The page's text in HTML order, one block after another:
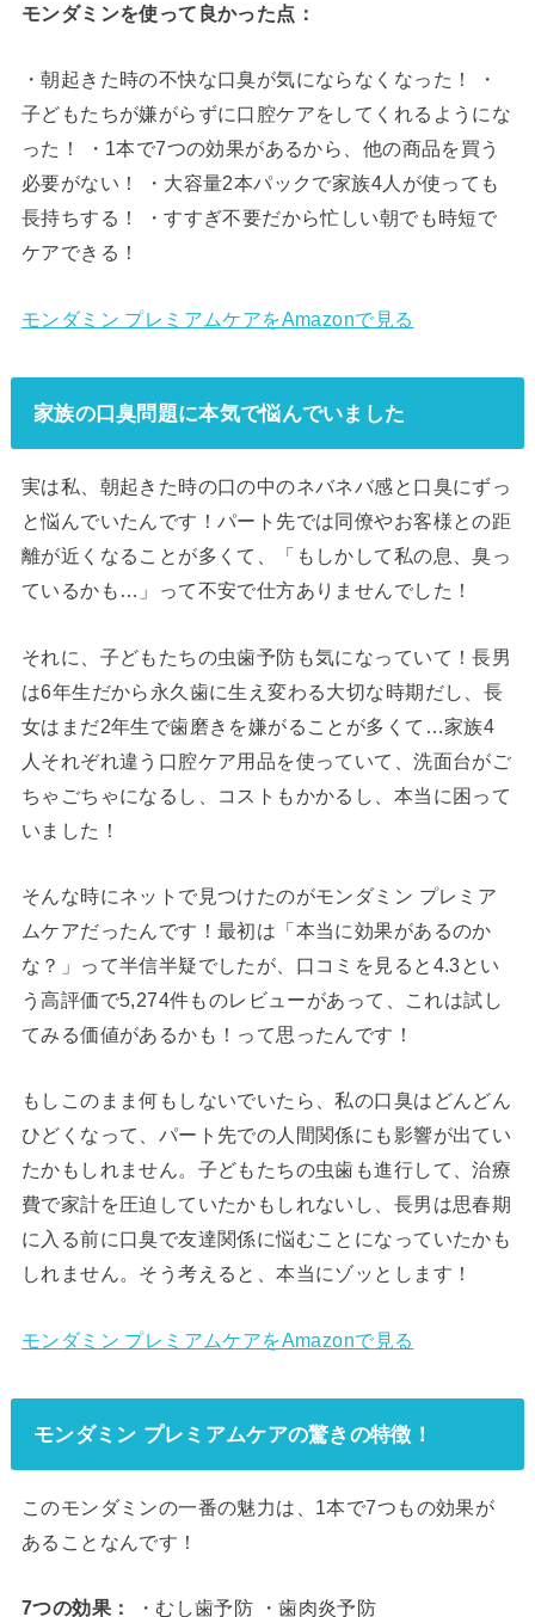
モンダミンを使って良かった点：
・朝起きた時の不快な口臭が気にならなくなった！ ・
子どもたちが嫌がらずに口腔ケアをしてくれるようにな
った！ ・1本で7つの効果があるから、他の商品を買う
必要がない！ ・大容量2本パックで家族4人が使っても
長持ちする！ ・すすぎ不要だから忙しい朝でも時短で
ケアできる！
モンダミン プレミアムケアをAmazonで見る
家族の口臭問題に本気で悩んでいました
実は私、朝起きた時の口の中のネバネバ感と口臭にずっ
と悩んでいたんです！パート先では同僚やお客様との距
離が近くなることが多くて、「もしかして私の息、臭っ
ているかも…」って不安で仕方ありませんでした！
それに、子どもたちの虫歯予防も気になっていて！長男
は6年生だから永久歯に生え変わる大切な時期だし、長
女はまだ2年生で歯磨きを嫌がることが多くて…家族4
人それぞれ違う口腔ケア用品を使っていて、洗面台がご
ちゃごちゃになるし、コストもかかるし、本当に困って
いました！
そんな時にネットで見つけたのがモンダミン プレミア
ムケアだったんです！最初は「本当に効果があるのか
な？」って半信半疑でしたが、口コミを見ると4.3とい
う高評価で5,274件ものレビューがあって、これは試し
てみる価値があるかも！って思ったんです！
もしこのまま何もしないでいたら、私の口臭はどんどん
ひどくなって、パート先での人間関係にも影響が出てい
たかもしれません。子どもたちの虫歯も進行して、治療
費で家計を圧迫していたかもしれないし、長男は思春期
に入る前に口臭で友達関係に悩むことになっていたかも
しれません。そう考えると、本当にゾッとします！
モンダミン プレミアムケアをAmazonで見る
モンダミン プレミアムケアの驚きの特徴！
このモンダミンの一番の魅力は、1本で7つもの効果が
あることなんです！
7つの効果： ・むし歯予防 ・歯肉炎予防